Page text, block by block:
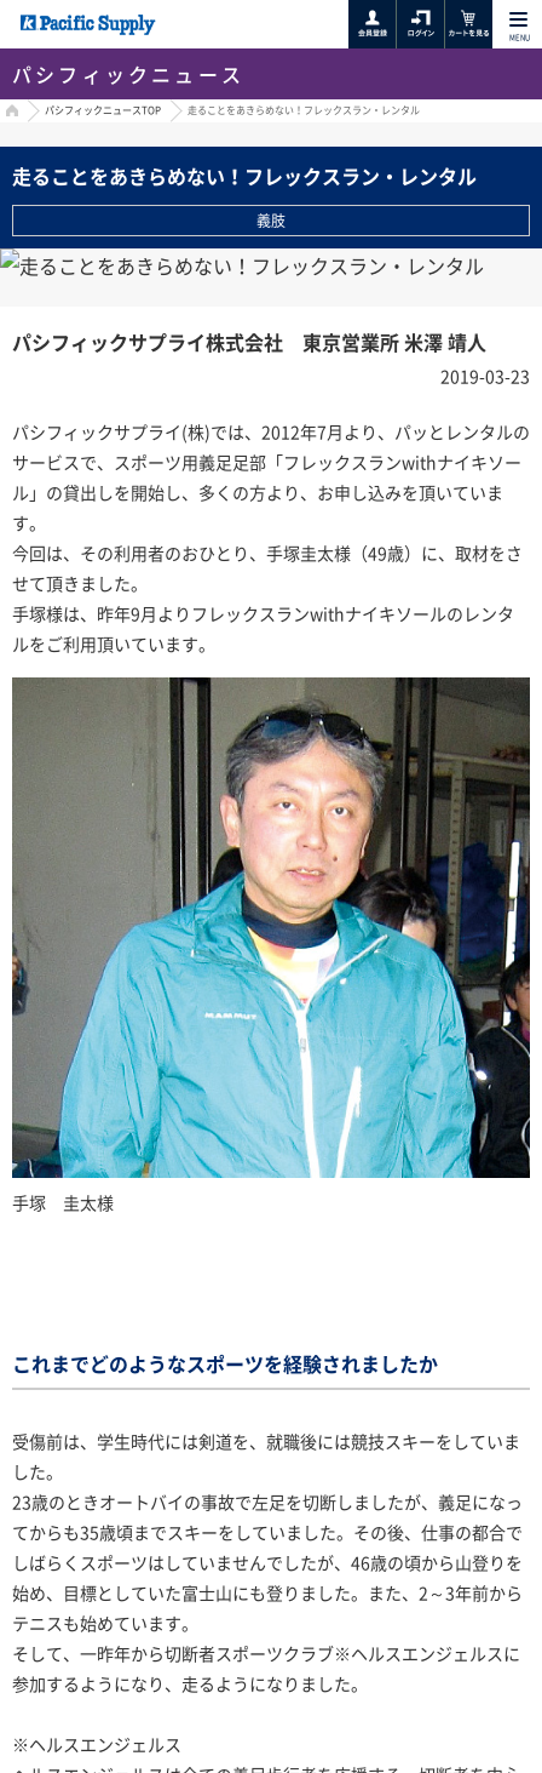
MENU
パシフィックニュース
HOMEパシフィックニュースTOP 走ることをあきらめない！フレックスラン・レンタル
走ることをあきらめない！フレックスラン・レンタル
義肢
パシフィックサプライ株式会社 東京営業所 米澤 靖人
2019-03-23
パシフィックサプライ(株)では、2012年7月より、パッとレンタルの
サービスで、スポーツ用義足足部「フレックスランwithナイキソー
ル」の貸出しを開始し、多くの方より、お申し込みを頂いていま
す。
今回は、その利用者のおひとり、手塚圭太様（49歳）に、取材をさ
せて頂きました。
手塚様は、昨年9月よりフレックスランwithナイキソールのレンタ
ルをご利用頂いています。
手塚 圭太様
これまでどのようなスポーツを経験されましたか
受傷前は、学生時代には剣道を、就職後には競技スキーをしていま
した。
23歳のときオートバイの事故で左足を切断しましたが、義足になっ
てからも35歳頃までスキーをしていました。その後、仕事の都合で
しばらくスポーツはしていませんでしたが、46歳の頃から山登りを
始め、目標としていた富士山にも登りました。また、2～3年前から
テニスも始めています。
そして、一昨年から切断者スポーツクラブ※ヘルスエンジェルスに
参加するようになり、走るようになりました。
※ヘルスエンジェルス